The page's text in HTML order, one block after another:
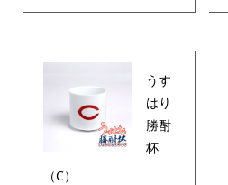
うす
はり
勝酎
杯
（C）